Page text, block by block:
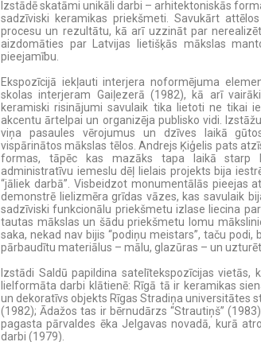
Izstādē skatāmi unikāli darbi – arhitektoniskās
sadzīviski keramikas priekšmeti. Savukārt
procesu un rezultātu, kā arī uzzināt par
aizdomāties par Latvijas lietišķās mākslas
pieejamību.
Ekspozīcijā iekļauti interjera noformējuma
skolas interjeram Gaiļezerā (1982), kā arī
keramiski risinājumi savulaik tika lietoti ne tikai
akcentu ārtelpai un organizēja publisko vidi.
viņa pasaules vērojumus un dzīves laikā
vispārinātos mākslas tēlos. Andrejs Ķiģelis pats
formas, tāpēc kas mazāks tapa laikā starp
administratīvu iemeslu dēļ lielais projekts bija
“jāliek darbā”. Visbeidzot monumentālās pieejas
demonstrē lielizmēra grīdas vāzes, kas savulaik
sadzīviski funkcionālu priekšmetu izlase liecina
tautas mākslas un šādu priekšmetu lomu
saka, nekad nav bijis “podiņu meistars”, taču
pārbaudītu materiālus – mālu, glazūras – un
Izstādi Saldū papildina satelītekspozīcijas
lielformāta darbi klātienē: Rīgā tā ir keramikas
un dekoratīvs objekts Rīgas Stradiņa universitātes
(1982); Ādažos tas ir bērnudārzs “Strautiņš”
pagasta pārvaldes ēka Jelgavas novadā, kurā
darbi (1979).